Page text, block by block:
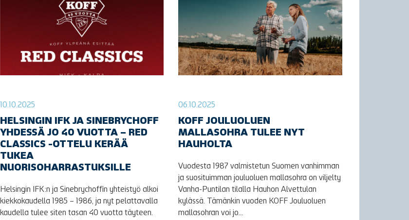
10.10.2025
HELSINGIN IFK JA SINEBRYCHOFF
YHDESSÄ JO 40 VUOTTA – RED
CLASSICS -OTTELU KERÄÄ
TUKEA
NUORISOHARRASTUKSILLE
Helsingin IFK:n ja Sinebrychoffin yhteistyö alkoi
kiekkokaudella 1985 – 1986, ja nyt pelattavalla
kaudella tulee siten tasan 40 vuotta täyteen.
06.10.2025
KOFF JOULUOLUEN
MALLASOHRA TULEE NYT
HAUHOLTA
Vuodesta 1987 valmistetun Suomen vanhimman
ja suosituimman jouluoluen mallasohra on viljelty
Vanha-Puntilan tilalla Hauhon Alvettulan
kylässä. Tämänkin vuoden KOFF Jouluoluen
mallasohran voi jo...